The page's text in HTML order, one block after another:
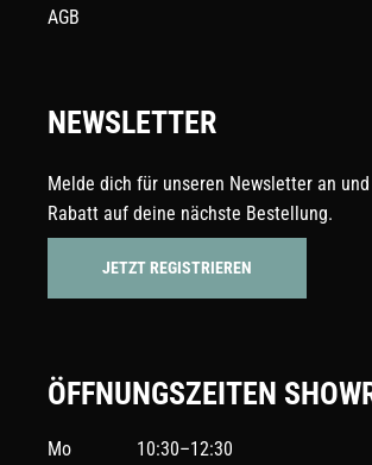
AGB
NEWSLETTER
Melde dich für unseren Newsletter an
Rabatt auf deine nächste Bestellung.
JETZT REGISTRIEREN
ÖFFNUNGSZEITEN
Mo
10:30–12:30